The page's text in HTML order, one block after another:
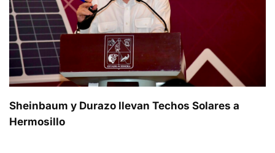
Sheinbaum y Durazo llevan Techos Solares a
Hermosillo